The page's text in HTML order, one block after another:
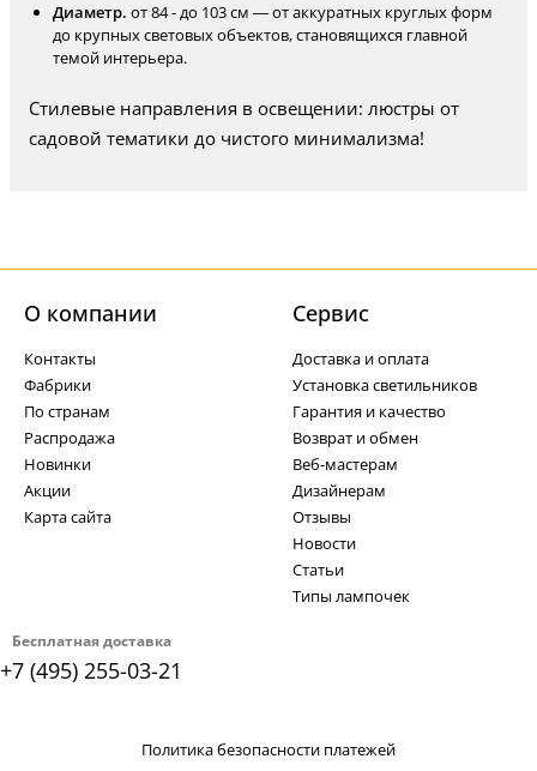
Диаметр. от 84 - до 103 см — от аккуратных круглых форм
до крупных световых объектов, становящихся главной
темой интерьера.
Стилевые направления в освещении: люстры от
садовой тематики до чистого минимализма!
Бесплатная доставка
+7 (495) 255-03-21
О компании
Контакты
Фабрики
По странам
Распродажа
Новинки
Акции
Карта сайта
Cервис
Доставка и оплата
Установка светильников
Гарантия и качество
Возврат и обмен
Веб-мастерам
Дизайнерам
Отзывы
Новости
Статьи
Типы лампочек
Политика безопасности платежей